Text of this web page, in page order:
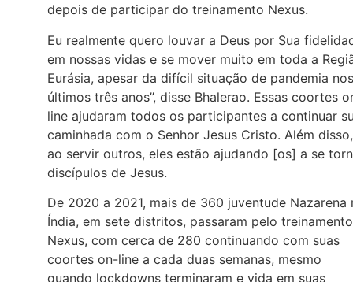
depois de participar do treinamento Nexus.
Eu realmente quero louvar a Deus por Sua
em nossas vidas e se mover muito em toda a
Eurásia, apesar da difícil situação de pandemia nos
últimos três anos”, disse Bhalerao. Essas coortes
line ajudaram todos os participantes a continuar
caminhada com o Senhor Jesus Cristo. Além disso,
ao servir outros, eles estão ajudando [os] a se
discípulos de Jesus.
De 2020 a 2021, mais de 360 juventude Nazarena
Índia, em sete distritos, passaram pelo treinamento
Nexus, com cerca de 280 continuando com suas
coortes on-line a cada duas semanas, mesmo
quando lockdowns terminaram e vida em suas